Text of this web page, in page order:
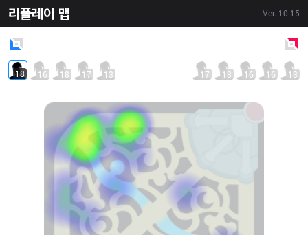
리플레이 맵 Ver. 10.15
18 16 18 17 13 17 13 16 16 13